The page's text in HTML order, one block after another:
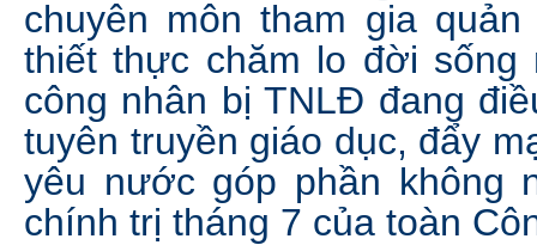
chuyên môn tham gia
thiết thực chăm lo đời
công nhân bị TNLĐ đang
tuyên truyền giáo dục, đẩy
yêu nước góp phần không
chính trị tháng 7 của toàn